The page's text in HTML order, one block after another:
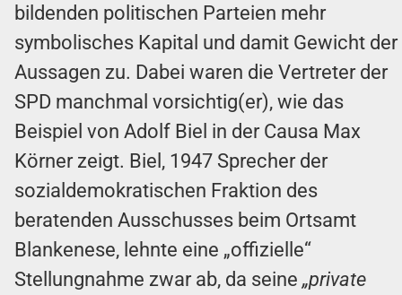
bildenden politischen Parteien mehr
symbolisches Kapital und damit Gewicht der
Aussagen zu. Dabei waren die Vertreter der
SPD manchmal vorsichtig(er), wie das
Beispiel von Adolf Biel in der Causa Max
Körner zeigt. Biel, 1947 Sprecher der
sozialdemokratischen Fraktion des
beratenden Ausschusses beim Ortsamt
Blankenese, lehnte eine „offizielle“
Stellungnahme zwar ab, da seine „private